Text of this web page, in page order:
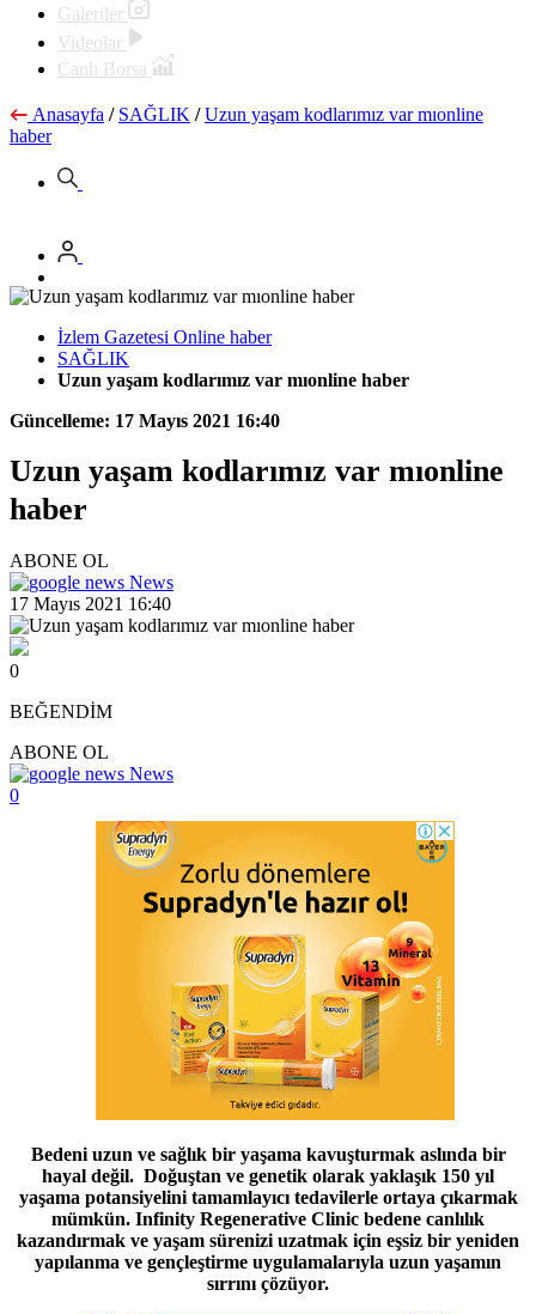
Galeriler
Videolar
Canlı Borsa
Anasayfa / SAĞLIK / Uzun yaşam kodlarımız var mıonline
haber
İzlem Gazetesi Online haber
SAĞLIK
Uzun yaşam kodlarımız var mıonline haber
Güncelleme: 17 Mayıs 2021 16:40
Uzun yaşam kodlarımız var mıonline
haber
ABONE OL
News
17 Mayıs 2021 16:40
0
BEĞENDİM
ABONE OL
News
0
Bedeni uzun ve sağlık bir yaşama kavuşturmak aslında bir
hayal değil. Doğuştan ve genetik olarak yaklaşık 150 yıl
yaşama potansiyelini tamamlayıcı tedavilerle ortaya çıkarmak
mümkün. Infinity Regenerative Clinic bedene canlılık
kazandırmak ve yaşam sürenizi uzatmak için eşsiz bir yeniden
yapılanma ve gençleştirme uygulamalarıyla uzun yaşamın
sırrını çözüyor.